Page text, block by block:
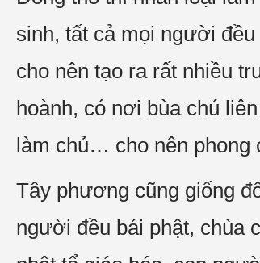
sinh, tất cả mọi người
cho nên tạo ra rất nhiều
hoành, có nơi bùa chú
làm chủ… cho nên phong
Tây phương cũng giống
người đều bái phật, chùa